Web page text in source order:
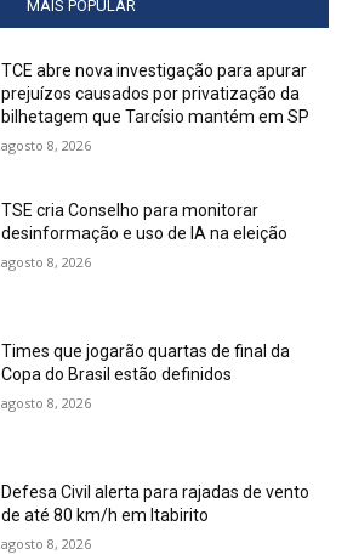
MAIS POPULAR
TCE abre nova investigação para apurar
prejuízos causados por privatização da
bilhetagem que Tarcísio mantém em SP
agosto 8, 2026
TSE cria Conselho para monitorar
desinformação e uso de IA na eleição
agosto 8, 2026
Times que jogarão quartas de final da
Copa do Brasil estão definidos
agosto 8, 2026
Defesa Civil alerta para rajadas de vento
de até 80 km/h em Itabirito
agosto 8, 2026